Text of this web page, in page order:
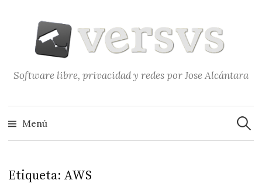
contenido
Software libre, privacidad y redes por Jose Alcántara
Menú
Etiqueta: AWS